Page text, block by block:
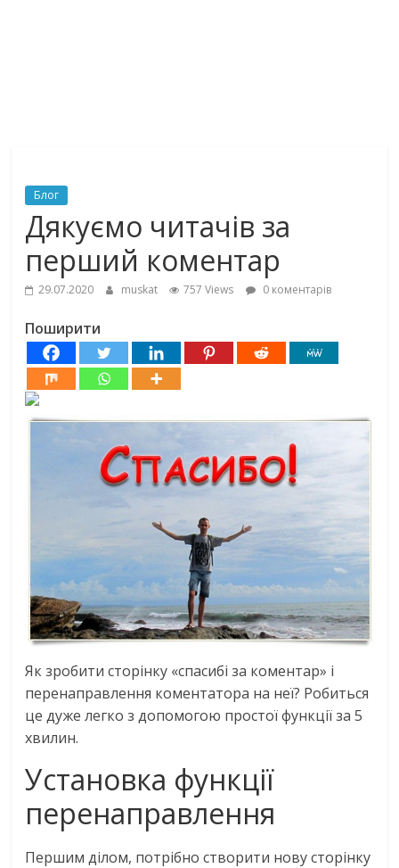
Блог
Дякуємо читачів за
перший коментар
29.07.2020 muskat 757 Views 0 коментарів
Поширити
Як зробити сторінку «спасибі за коментар» і
перенаправлення коментатора на неї? Робиться
це дуже легко з допомогою простої функції за 5
хвилин.
Установка функції
перенаправлення
Першим ділом, потрібно створити нову сторінку